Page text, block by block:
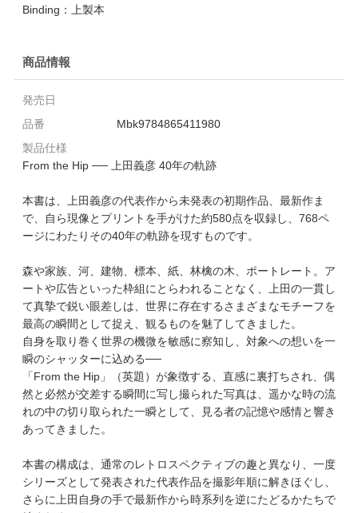
Binding：上製本
商品情報
発売日
品番
Mbk9784865411980
製品仕様
From the Hip ── 上田義彦 40年の軌跡
本書は、上田義彦の代表作から未発表の初期作品、最新作ま
で、自ら現像とプリントを手がけた約580点を収録し、768ペ
ージにわたりその40年の軌跡を現すものです。
森や家族、河、建物、標本、紙、林檎の木、ポートレート。ア
ートや広告といった枠組にとらわれることなく、上田の一貫し
て真摯で鋭い眼差しは、世界に存在するさまざまなモチーフを
最高の瞬間として捉え、観るものを魅了してきました。
自身を取り巻く世界の機微を敏感に察知し、対象への想いを一
瞬のシャッターに込める──
「From the Hip」（英題）が象徴する、直感に裏打ちされ、偶
然と必然が交差する瞬間に写し撮られた写真は、遥かな時の流
れの中の切り取られた一瞬として、見る者の記憶や感情と響き
あってきました。
本書の構成は、通常のレトロスペクティブの趣と異なり、一度
シリーズとして発表された代表作品を撮影年順に解きほぐし、
さらに上田自身の手で最新作から時系列を逆にたどるかたちで